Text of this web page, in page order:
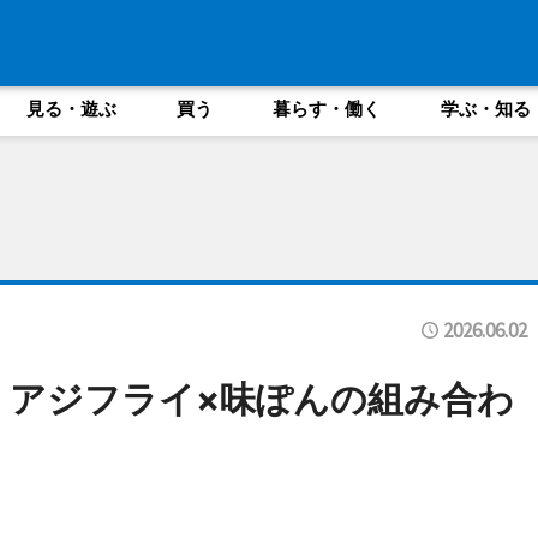
見る・遊ぶ 買う 暮らす・働く 学ぶ・知る
2026.06.02
ジフライ×味ぽんの組み合わ